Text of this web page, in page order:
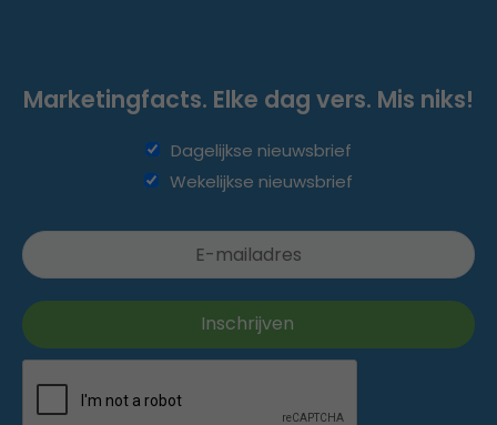
Marketingfacts. Elke dag vers. Mis niks!
Dagelijkse nieuwsbrief
Wekelijkse nieuwsbrief